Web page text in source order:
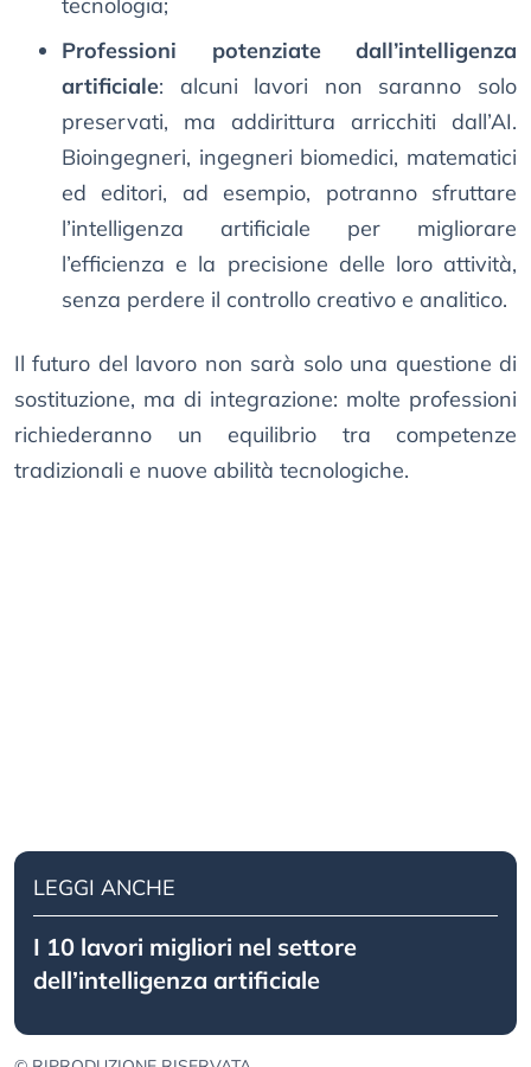
tecnologia;
Professioni potenziate dall’intelligenza
artificiale: alcuni lavori non saranno solo
preservati, ma addirittura arricchiti dall’AI.
Bioingegneri, ingegneri biomedici, matematici
ed editori, ad esempio, potranno sfruttare
l’intelligenza artificiale per migliorare
l’efficienza e la precisione delle loro attività,
senza perdere il controllo creativo e analitico.
Il futuro del lavoro non sarà solo una questione di
sostituzione, ma di integrazione: molte professioni
richiederanno un equilibrio tra competenze
tradizionali e nuove abilità tecnologiche.
LEGGI ANCHE
I 10 lavori migliori nel settore
dell’intelligenza artificiale